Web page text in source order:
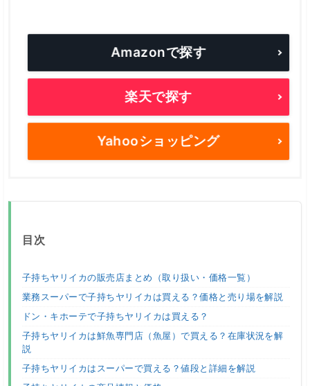
Amazonで探す
楽天で探す
Yahooショッピング
目次
子持ちヤリイカの販売店まとめ（取り扱い・価格一覧）
業務スーパーで子持ちヤリイカは買える？価格と売り場を解説
ドン・キホーテで子持ちヤリイカは買える？
子持ちヤリイカは鮮魚専門店（魚屋）で買える？在庫状況を解
説
子持ちヤリイカはスーパーで買える？値段と詳細を解説